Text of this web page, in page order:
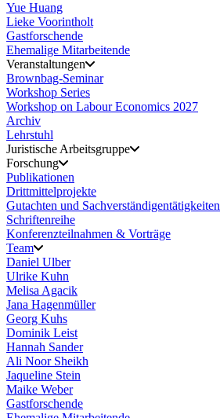
Yue Huang
Lieke Voorintholt
Gastforschende
Ehemalige Mitarbeitende
Veranstaltungen
Brownbag-Seminar
Workshop Series
Workshop on Labour Economics 2027
Archiv
Lehrstuhl
Juristische Arbeitsgruppe
Forschung
Publikationen
Drittmittelprojekte
Gutachten und Sachverständigentätigkeiten
Schriftenreihe
Konferenzteilnahmen & Vorträge
Team
Daniel Ulber
Ulrike Kuhn
Melisa Agacik
Jana Hagenmüller
Georg Kuhs
Dominik Leist
Hannah Sander
Ali Noor Sheikh
Jaqueline Stein
Maike Weber
Gastforschende